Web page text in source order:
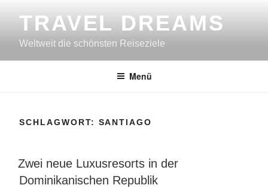
InhaltTRAVEL DREAMS
Weltweit die schönsten Reiseziele
Menü
SCHLAGWORT: SANTIAGO
VERÖFFENTLICHT
AM
Zwei neue Luxusresorts in der
Dominikanischen Republik